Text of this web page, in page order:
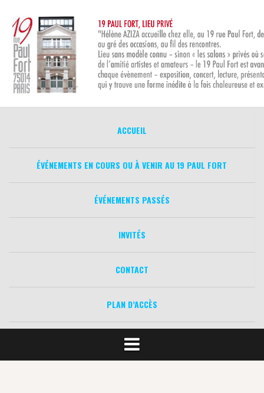
contenu
ACCUEIL
ÉVÉNEMENTS EN COURS OU À VENIR AU 19 PAUL FORT
ÉVÉNEMENTS PASSÉS
INVITÉS
CONTACT
PLAN D’ACCÈS